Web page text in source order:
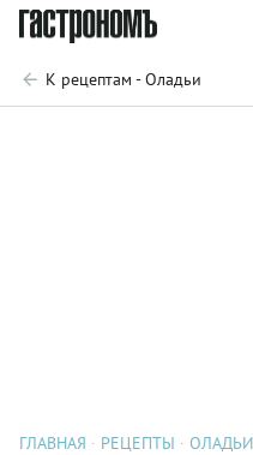
К рецептам - Оладьи
ГЛАВНАЯ РЕЦЕПТЫ ОЛАДЬИ